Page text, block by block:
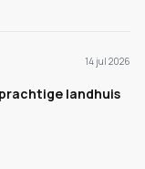
14 jul 2026
landhuis